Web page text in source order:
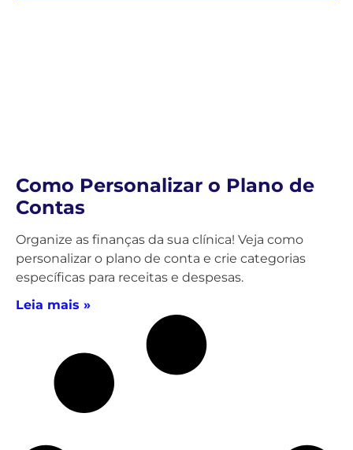
Como Personalizar o Plano de
Contas
Organize as finanças da sua clínica! Veja como
personalizar o plano de conta e crie categorias
específicas para receitas e despesas.
Leia mais »